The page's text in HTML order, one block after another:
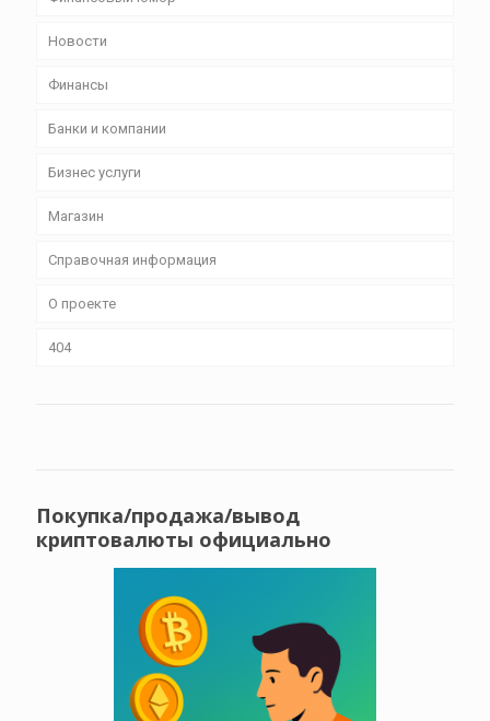
Новости
Финансы
Банки и компании
Бизнес уcлуги
Магазин
Справочная информация
О проекте
404
Покупка/продажа/вывод
криптовалюты официально